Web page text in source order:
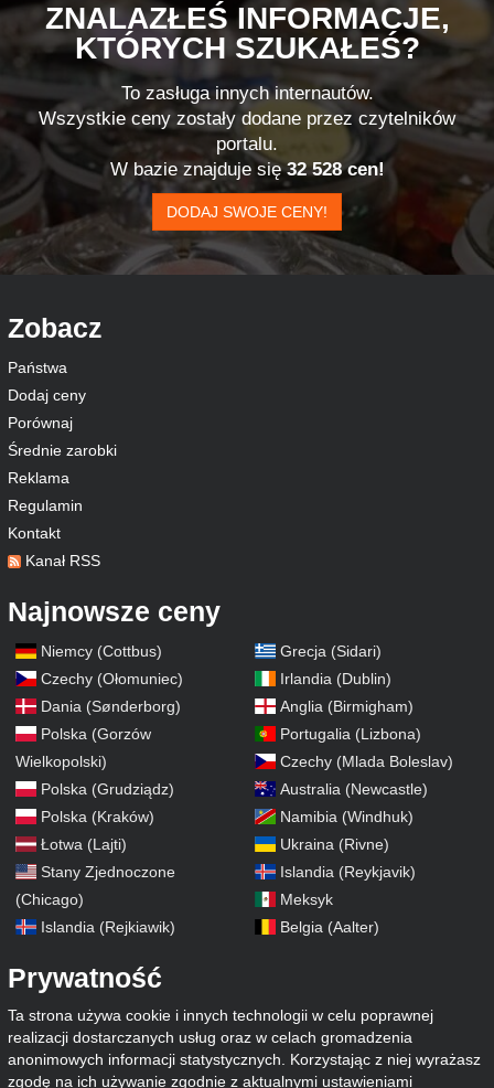
ZNALAZŁEŚ INFORMACJE,
KTÓRYCH SZUKAŁEŚ?
To zasługa innych internautów.
Wszystkie ceny zostały dodane przez czytelników
portalu.
W bazie znajduje się32 528 cen!
DODAJ SWOJE CENY!
Zobacz
Państwa
Dodaj ceny
Porównaj
Średnie zarobki
Reklama
Regulamin
Kontakt
Kanał RSS
Najnowsze ceny
Niemcy (Cottbus)
Czechy (Ołomuniec)
Dania (Sønderborg)
Polska (Gorzów
Wielkopolski)
Polska (Grudziądz)
Polska (Kraków)
Łotwa (Lajti)
Stany Zjednoczone
(Chicago)
Islandia (Rejkiawik)
Grecja (Sidari)
Irlandia (Dublin)
Anglia (Birmigham)
Portugalia (Lizbona)
Czechy (Mlada Boleslav)
Australia (Newcastle)
Namibia (Windhuk)
Ukraina (Rivne)
Islandia (Reykjavik)
Meksyk
Belgia (Aalter)
Prywatność
Ta strona używa cookie i innych technologii w celu poprawnej
realizacji dostarczanych usług oraz w celach gromadzenia
anonimowych informacji statystycznych. Korzystając z niej wyrażasz
zgodę na ich używanie zgodnie z aktualnymi ustawieniami